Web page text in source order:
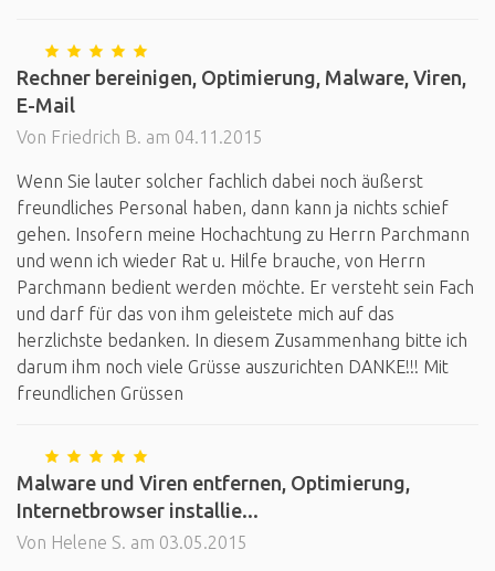
Rechner bereinigen, Optimierung, Malware, Viren,
E-Mail
Von Friedrich B. am 04.11.2015
Wenn Sie lauter solcher fachlich dabei noch äußerst
freundliches Personal haben, dann kann ja nichts schief
gehen. Insofern meine Hochachtung zu Herrn Parchmann
und wenn ich wieder Rat u. Hilfe brauche, von Herrn
Parchmann bedient werden möchte. Er versteht sein Fach
und darf für das von ihm geleistete mich auf das
herzlichste bedanken. In diesem Zusammenhang bitte ich
darum ihm noch viele Grüsse auszurichten DANKE!!! Mit
freundlichen Grüssen
Malware und Viren entfernen, Optimierung,
Internetbrowser installie...
Von Helene S. am 03.05.2015